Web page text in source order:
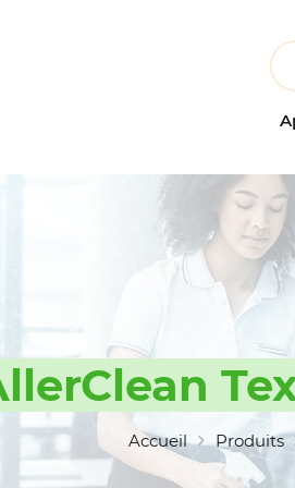
Collectivités
Collectivités
Collectivités
Cuisine &
préparation
Grande
alimentaire
Hébergement
Industrie
Accueil Produits